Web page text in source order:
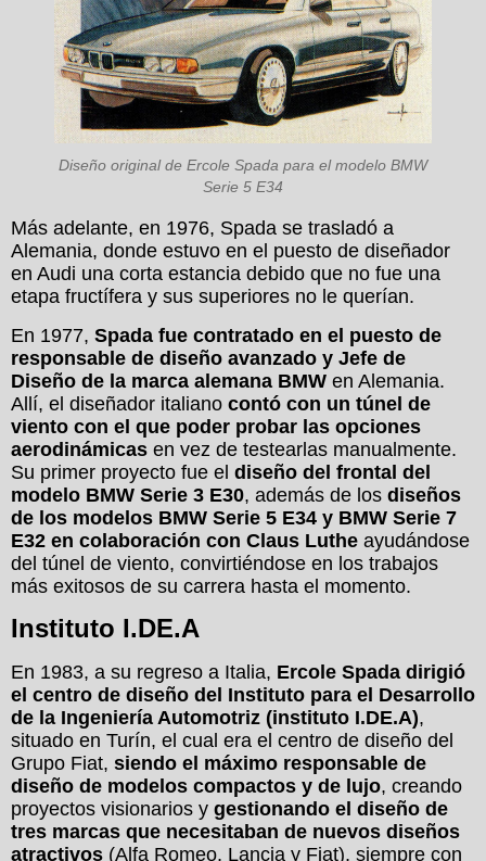
Diseño original de Ercole Spada para el modelo BMW
Serie 5 E34
Más adelante, en 1976, Spada se trasladó a
Alemania, donde estuvo en el puesto de diseñador
en Audi una corta estancia debido que no fue una
etapa fructífera y sus superiores no le querían.
En 1977, Spada fue contratado en el puesto de
responsable de diseño avanzado y Jefe de
Diseño de la marca alemana BMW en Alemania.
Allí, el diseñador italiano contó con un túnel de
viento con el que poder probar las opciones
aerodinámicas en vez de testearlas manualmente.
Su primer proyecto fue el diseño del frontal del
modelo BMW Serie 3 E30, además de los diseños
de los modelos BMW Serie 5 E34 y BMW Serie 7
E32 en colaboración con Claus Luthe ayudándose
del túnel de viento, convirtiéndose en los trabajos
más exitosos de su carrera hasta el momento.
Instituto I.DE.A
En 1983, a su regreso a Italia, Ercole Spada dirigió
el centro de diseño del Instituto para el Desarrollo
de la Ingeniería Automotriz (instituto I.DE.A),
situado en Turín, el cual era el centro de diseño del
Grupo Fiat, siendo el máximo responsable de
diseño de modelos compactos y de lujo, creando
proyectos visionarios y gestionando el diseño de
tres marcas que necesitaban de nuevos diseños
atractivos (Alfa Romeo, Lancia y Fiat), siempre con